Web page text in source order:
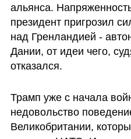
альянса.
президент пригрозил
над Гренландией -
Дании, от идеи чего,
отказался.
Трамп уже с начала
недовольство
Великобритании,